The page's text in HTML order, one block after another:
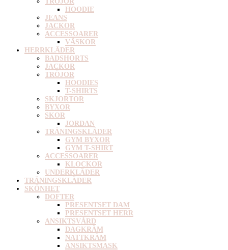
HOODIE
JEANS
JACKOR
ACCESSOARER
VÄSKOR
HERRKLÄDER
BADSHORTS
JACKOR
TRÖJOR
HOODIES
T-SHIRTS
SKJORTOR
BYXOR
SKOR
JORDAN
TRÄNINGSKLÄDER
GYM BYXOR
GYM T-SHIRT
ACCESSOARER
KLOCKOR
UNDERKLÄDER
TRÄNINGSKLÄDER
SKÖNHET
DOFTER
PRESENTSET DAM
PRESENTSET HERR
ANSIKTSVÅRD
DAGKRÄM
NATTKRÄM
ANSIKTSMASK